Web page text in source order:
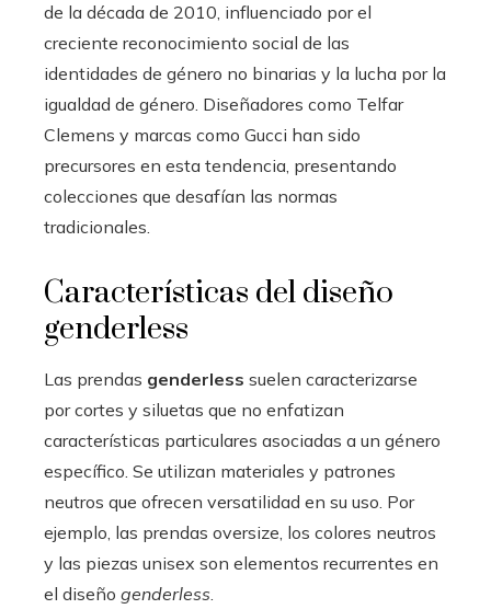
de la década de 2010, influenciado por el
creciente reconocimiento social de las
identidades de género no binarias y la lucha por la
igualdad de género. Diseñadores como Telfar
Clemens y marcas como Gucci han sido
precursores en esta tendencia, presentando
colecciones que desafían las normas
tradicionales.
Características del diseño
genderless
Las prendas genderless suelen caracterizarse
por cortes y siluetas que no enfatizan
características particulares asociadas a un género
específico. Se utilizan materiales y patrones
neutros que ofrecen versatilidad en su uso. Por
ejemplo, las prendas oversize, los colores neutros
y las piezas unisex son elementos recurrentes en
el diseño genderless.